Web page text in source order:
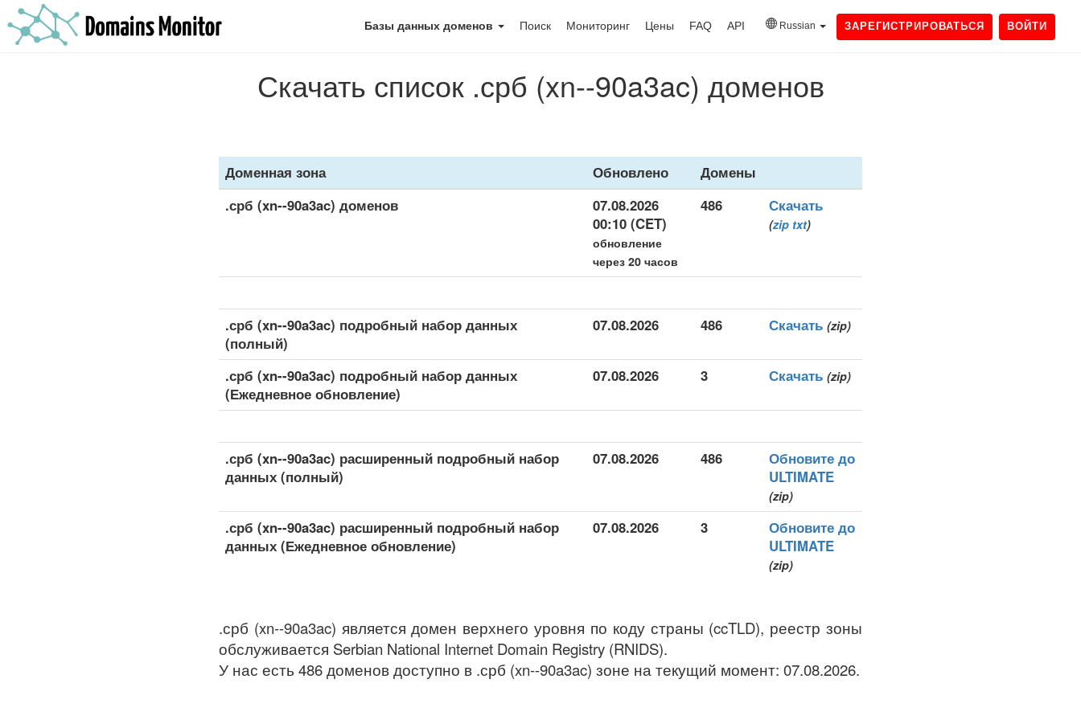
Базы данных доменов Поиск Мониторинг Цены FAQ API Russian ЗАРЕГИСТРИРОВАТЬСЯ ВОЙТИ
Скачать список .срб (xn--90a3ac) доменов
Доменная зона Обновлено
Домены
.срб (xn--90a3ac) доменов
07.08.2026
00:10 (CET)
обновление
через 20 часов
486 Скачать
(zip txt)
.срб (xn--90a3ac) подробный набор данных
(полный)
07.08.2026 486 Скачать (zip)
.срб (xn--90a3ac) подробный набор данных
(Ежедневное обновление)
07.08.2026 3 Скачать (zip)
.срб (xn--90a3ac) расширенный подробный набор
данных (полный)
07.08.2026 486
Обновите до
ULTIMATE
(zip)
.срб (xn--90a3ac) расширенный подробный набор
данных (Ежедневное обновление)
07.08.2026 3
Обновите до
ULTIMATE
(zip)
.срб (xn--90a3ac) является домен верхнего уровня по коду страны (ccTLD), реестр зоны
обслуживается Serbian National Internet Domain Registry (RNIDS).
У нас есть 486 доменов доступно в .срб (xn--90a3ac) зоне на текущий момент: 07.08.2026.